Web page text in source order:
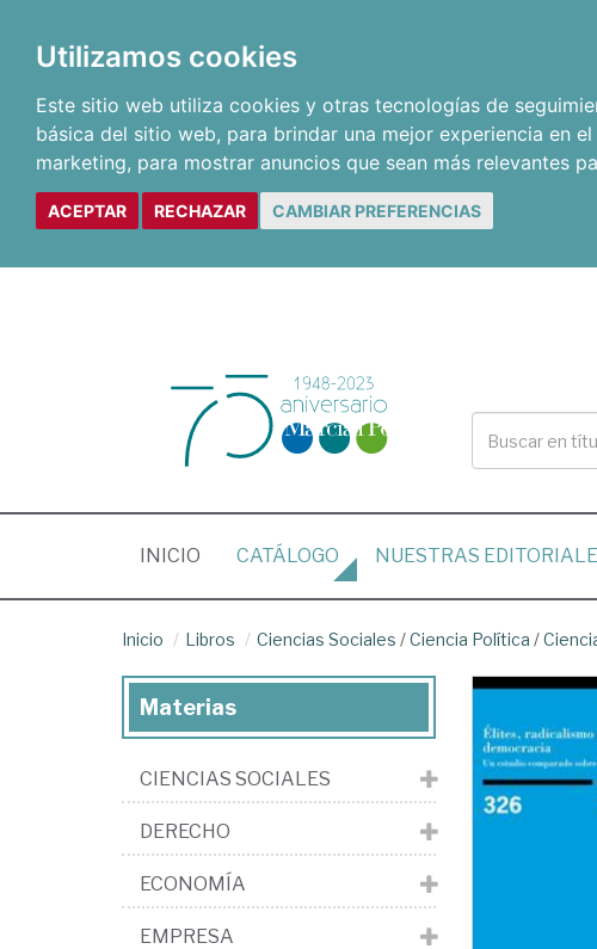
Utilizamos cookies
Este sitio web utiliza cookies y otras tecnologías de
básica del sitio web, para brindar una mejor experiencia en
marketing, para mostrar anuncios que sean más relevantes
ACEPTAR RECHAZAR CAMBIAR PREFERENCIAS
INICIO (CURRENT)
CATÁLOGO NUESTRAS
Inicio Libros Ciencias Sociales /Ciencia Política /
Materias
CIENCIAS SOCIALES
DERECHO
ECONOMÍA
EMPRESA